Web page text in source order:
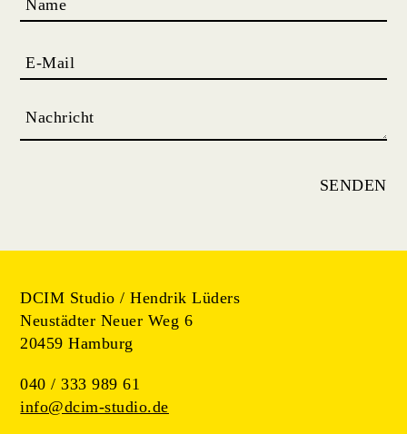
SENDEN
DCIM Studio / Hendrik Lüders
Neustädter Neuer Weg 6
20459 Hamburg
040 / 333 989 61
info@dcim-studio.de